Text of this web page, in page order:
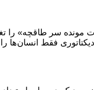
سر طاقچه» را
فقط انسان‌ها را